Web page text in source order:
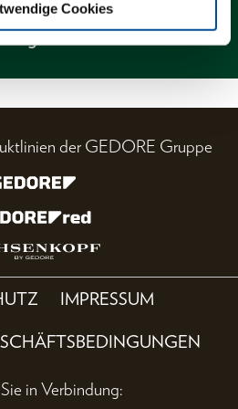
Cookies
der GEDORE Gruppe
IMPRESSUM
in Verbindung: